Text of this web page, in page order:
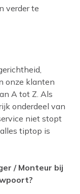
verder te
onze klanten
A tot Z. Als
onderdeel van
niet stopt
tiptop is
/ Monteur bij